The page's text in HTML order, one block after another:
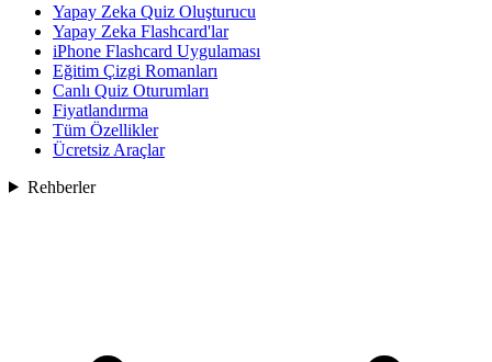
Yapay Zeka Quiz Oluşturucu
Yapay Zeka Flashcard'lar
iPhone Flashcard Uygulaması
Eğitim Çizgi Romanları
Canlı Quiz Oturumları
Fiyatlandırma
Tüm Özellikler
Ücretsiz Araçlar
Rehberler